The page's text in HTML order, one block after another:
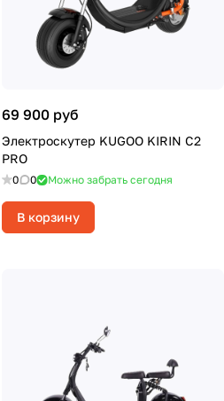
69 900 руб
Электроскутер KUGOO KIRIN C2
PRO
0 0 Можно забрать сегодня
В корзину